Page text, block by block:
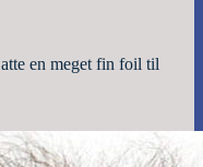
en meget fin foil til